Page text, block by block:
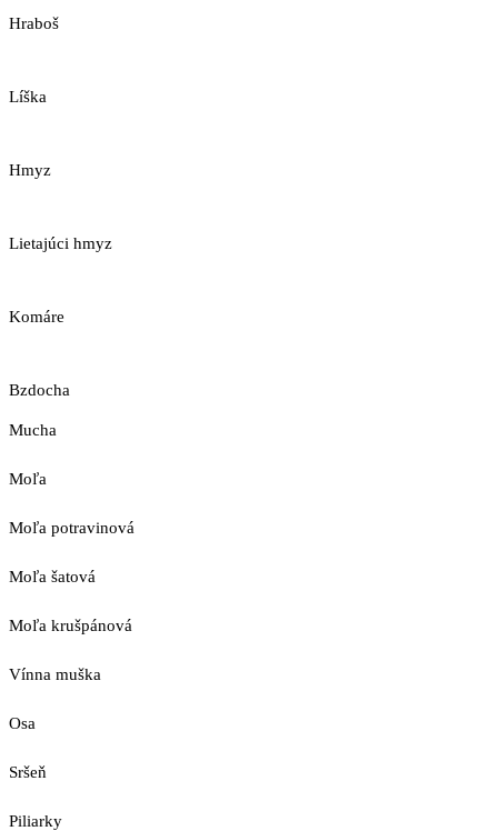
Hraboš
Líška
Hmyz
Lietajúci hmyz
Komáre
Bzdocha
Mucha
Moľa
Moľa potravinová
Moľa šatová
Moľa krušpánová
Vínna muška
Osa
Sršeň
Piliarky